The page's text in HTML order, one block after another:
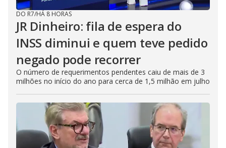
DO R7/HÁ 8 HORAS
JR Dinheiro: fila de espera do
INSS diminui e quem teve pedido
negado pode recorrer
O número de requerimentos pendentes caiu de mais de 3
milhões no início do ano para cerca de 1,5 milhão em julho